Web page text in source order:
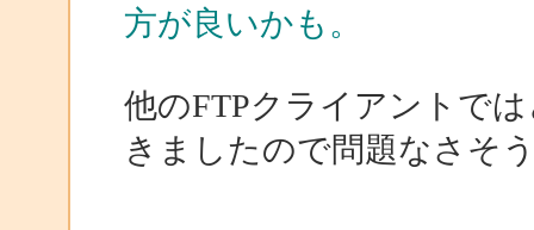
方が良いかも。
他のFTPクライアントで
きましたので問題なさそ